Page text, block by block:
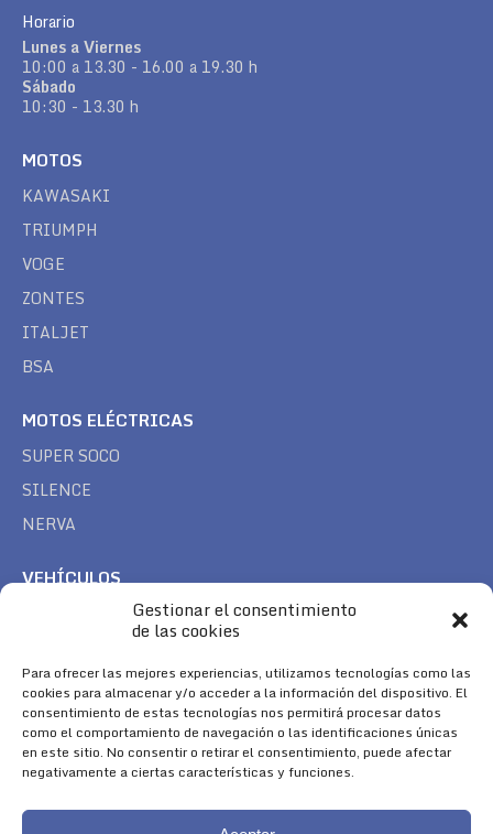
Gestionar el consentimiento
de las cookies
Para ofrecer las mejores experiencias, utilizamos tecnologías como las
cookies para almacenar y/o acceder a la información del dispositivo. El
consentimiento de estas tecnologías nos permitirá procesar datos
como el comportamiento de navegación o las identificaciones únicas
en este sitio. No consentir o retirar el consentimiento, puede afectar
negativamente a ciertas características y funciones.
Horario
Lunes a Viernes
10:00 a 13.30 - 16.00 a 19.30 h
Sábado
10:30 - 13.30 h
MOTOS
KAWASAKI
TRIUMPH
VOGE
ZONTES
ITALJET
BSA
MOTOS ELÉCTRICAS
SUPER SOCO
SILENCE
NERVA
VEHÍCULOS
TREK
SÍGUENOS
Encuéntranos en:
Facebook
page
YouTube
page
Instagram
page